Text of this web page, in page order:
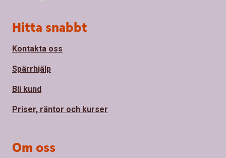
Sidfot
Hitta snabbt
Kontakta oss
Spärrhjälp
Bli kund
Priser, räntor och kurser
Om oss